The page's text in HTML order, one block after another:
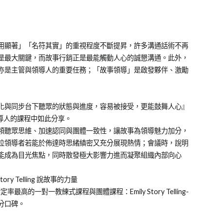
著」「名符其實」的重視程度不斷提昇，許多溝通話術不再
大關鍵，而故事行銷正是最能觸動人心的誠懇溝通。此外，
主管與領導人的重要任務；「故事領導」是啟發夥伴、激勵
同步台下聽眾的狀態與進度，容易被接受，更能鼓舞人心』
的課程中如此分享。
眾思維、加速認同與團體一致性，讓故事為領導魅力加分，
導者若能於佈達時思緒縝密又充分展現熱情；會議時，說明
為目光焦點，同時散發極大影響力進而凝聚組織內部向心
Telling 說故事的力量
率最高的一對一教練式課程與團體課程：Emily Story Telling-
口碑。